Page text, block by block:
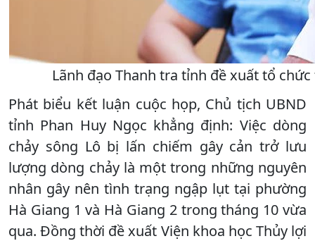
Lãnh đạo Thanh tra tỉnh đề xuất tổ
Phát biểu kết luận cuộc họp, Chủ tịch UBND
tỉnh Phan Huy Ngọc khẳng định: Việc dòng
chảy sông Lô bị lấn chiếm gây cản trở lưu
lượng dòng chảy là một trong những nguyên
nhân gây nên tình trạng ngập lụt tại phường
Hà Giang 1 và Hà Giang 2 trong tháng 10 vừa
qua. Đồng thời đề xuất Viện khoa học Thủy lợi